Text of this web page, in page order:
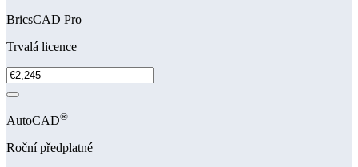
BricsCAD Pro
Trvalá licence
AutoCAD®
Roční předplatné